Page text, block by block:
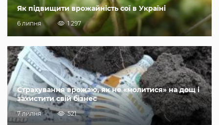
Як підвищити врожайність сої в Україні
6 липня 1 297
Страхування врожаю, як не «молитися» на дощ і
захистити свій бізнес
7 липня 521